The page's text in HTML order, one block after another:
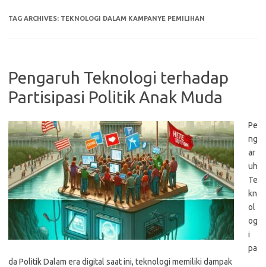
TAG ARCHIVES: TEKNOLOGI DALAM KAMPANYE PEMILIHAN
Pengaruh Teknologi terhadap
Partisipasi Politik Anak Muda
Pe
ng
ar
uh
Te
kn
ol
og
i
pa
da Politik Dalam era digital saat ini, teknologi memiliki dampak